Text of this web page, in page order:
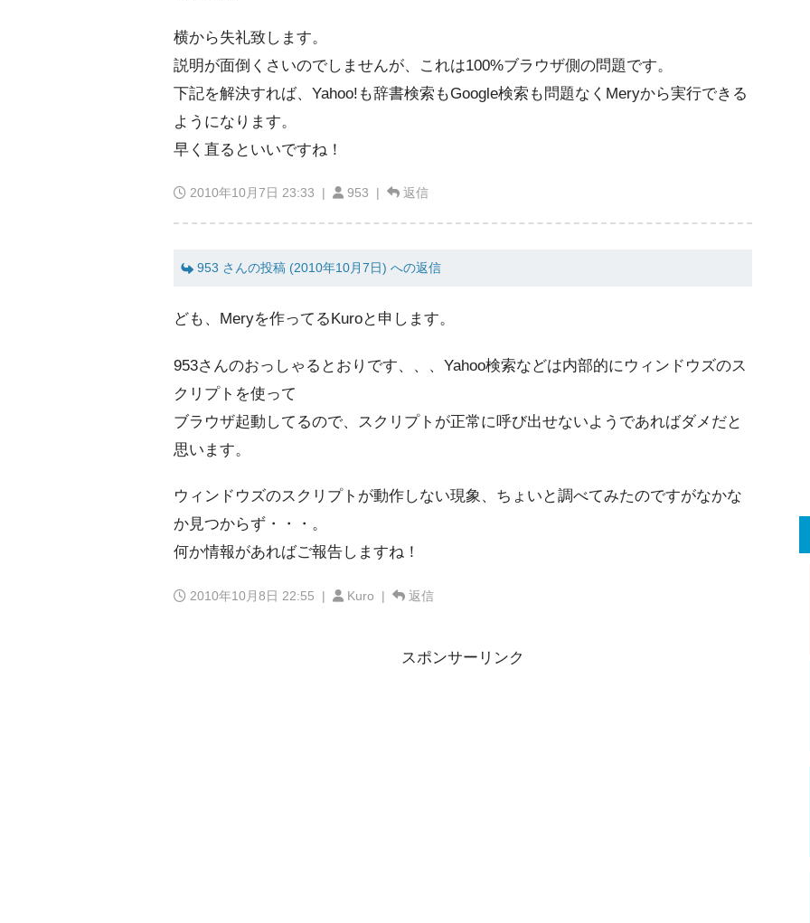
横から失礼致します。
説明が面倒くさいのでしませんが、これは100%ブラウザ側の問題です。
下記を解決すれば、Yahoo!も辞書検索もGoogle検索も問題なくMeryから実行できる
ようになります。
早く直るといいですね！
2010年10月7日 23:33 | 953 | 返信
953 さんの投稿 (2010年10月7日) への返信
ども、Meryを作ってるKuroと申します。
953さんのおっしゃるとおりです、、、Yahoo検索などは内部的にウィンドウズのス
クリプトを使って
ブラウザ起動してるので、スクリプトが正常に呼び出せないようであればダメだと
思います。
ウィンドウズのスクリプトが動作しない現象、ちょいと調べてみたのですがなかな
か見つからず・・・。
何か情報があればご報告しますね！
2010年10月8日 22:55 | Kuro | 返信
スポンサーリンク